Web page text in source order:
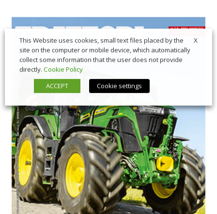
X
This Website uses cookies, small text files placed by the
site on the computer or mobile device, which automatically
collect some information that the user does not provide
directly. Cookie Policy
ACCEPT
Cookie settings